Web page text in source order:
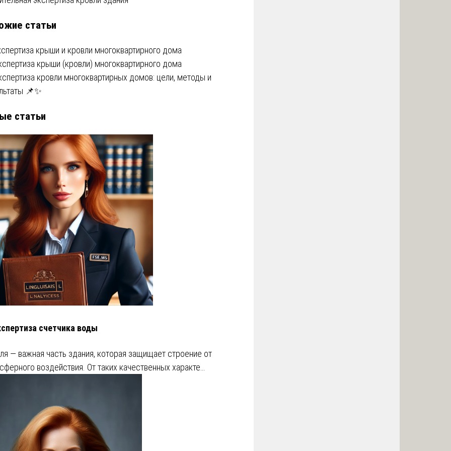
статьи
крыши и кровли многоквартирного дома
крыши (кровли) многоквартирного дома
кровли многоквартирных домов: цели, методы и
📌✨
статьи
счетчика воды
— важная часть здания, которая защищает строение от
воздействия. От таких качественных характе…